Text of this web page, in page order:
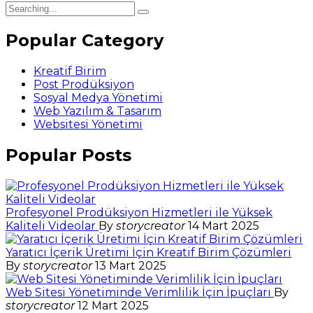
Search
for:
Popular Category
Kreatif Birim
Post Prodüksiyon
Sosyal Medya Yönetimi
Web Yazılım & Tasarım
Websitesi Yönetimi
Popular Posts
Profesyonel Prodüksiyon Hizmetleri ile Yüksek
Kaliteli Videolar By storycreator14 Mart 2025
Yaratıcı İçerik Üretimi İçin Kreatif Birim Çözümleri
By storycreator13 Mart 2025
Web Sitesi Yönetiminde Verimlilik İçin İpuçları By
storycreator12 Mart 2025